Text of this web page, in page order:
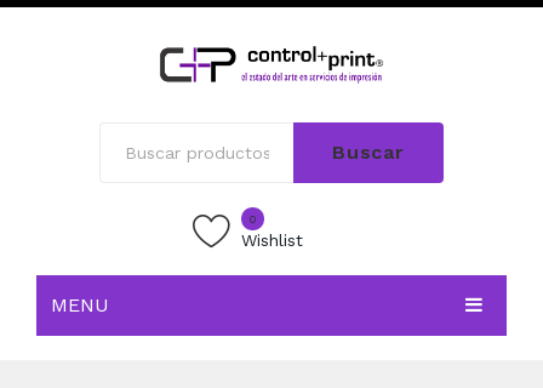
Buscar
0
Wishlist
MENU